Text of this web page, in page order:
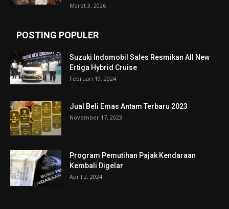
Maret 3, 2026
POSTING POPULER
Suzuki Indomobil Sales Resmikan All New
Ertiga Hybrid Cruise
Februari 19, 2024
Jual Beli Emas Antam Terbaru 2023
November 17, 2023
Program Pemutihan Pajak Kendaraan
Kembali Digelar
April 2, 2024